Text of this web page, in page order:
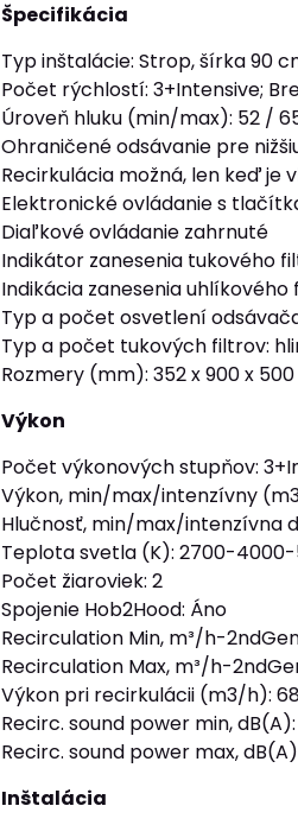
Špecifikácia
Typ inštalácie: Strop, šírka 90
Počet rýchlostí: 3+Intensive;
Úroveň hluku (min/max): 52 /
Ohraničené odsávanie pre
Recirkulácia možná, len keď
Elektronické ovládanie s
Diaľkové ovládanie zahrnuté
Indikátor zanesenia tukového
Indikácia zanesenia uhlíkového
Typ a počet osvetlení
Typ a počet tukových filtrov:
Rozmery (mm): 352 x 900 x 500
Výkon
Počet výkonových stupňov:
Výkon, min/max/intenzívny
Hlučnosť, min/max/intenzívna
Teplota svetla (K): 2700-
Počet žiaroviek: 2
Spojenie Hob2Hood: Áno
Recirculation Min, m³/h-
Recirculation Max, m³/h-
Výkon pri recirkulácii (m3/h):
Recirc. sound power min,
Recirc. sound power max,
Inštalácia